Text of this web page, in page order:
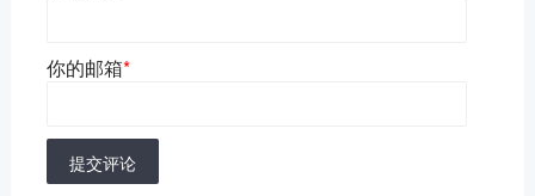
你的邮箱*
提交评论